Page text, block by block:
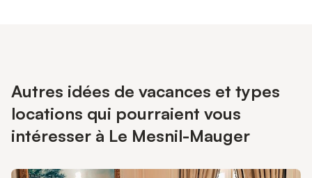
Autres idées de vacances et types
locations qui pourraient vous
intéresser à Le Mesnil-Mauger